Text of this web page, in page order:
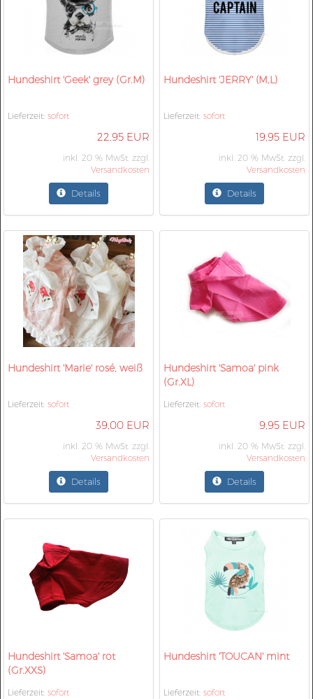
Hundeshirt 'Geek' grey (Gr.M)
Lieferzeit: sofort
22,95 EUR
inkl. 20 % MwSt. zzgl.
Versandkosten
Details
Hundeshirt 'JERRY' (M,L)
Lieferzeit: sofort
19,95 EUR
inkl. 20 % MwSt. zzgl.
Versandkosten
Details
Hundeshirt 'Marie' rosé, weiß
Lieferzeit: sofort
39,00 EUR
inkl. 20 % MwSt. zzgl.
Versandkosten
Details
Hundeshirt 'Samoa' pink
(Gr.XL)
Lieferzeit: sofort
9,95 EUR
inkl. 20 % MwSt. zzgl.
Versandkosten
Details
Hundeshirt 'Samoa' rot
(Gr.XXS)
Lieferzeit: sofort
Hundeshirt 'TOUCAN' mint
Lieferzeit: sofort